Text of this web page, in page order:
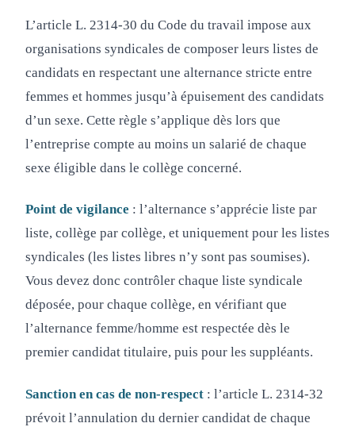
L’article L. 2314-30 du Code du travail impose aux
organisations syndicales de composer leurs listes de
candidats en respectant une alternance stricte entre
femmes et hommes jusqu’à épuisement des candidats
d’un sexe. Cette règle s’applique dès lors que
l’entreprise compte au moins un salarié de chaque
sexe éligible dans le collège concerné.
Point de vigilance : l’alternance s’apprécie liste par
liste, collège par collège, et uniquement pour les listes
syndicales (les listes libres n’y sont pas soumises).
Vous devez donc contrôler chaque liste syndicale
déposée, pour chaque collège, en vérifiant que
l’alternance femme/homme est respectée dès le
premier candidat titulaire, puis pour les suppléants.
Sanction en cas de non-respect : l’article L. 2314-32
prévoit l’annulation du dernier candidat de chaque